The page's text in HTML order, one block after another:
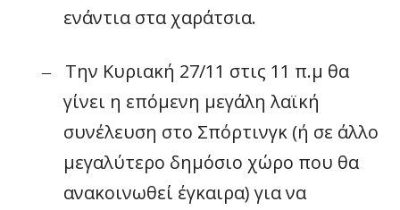
ενάντια στα χαράτσια.
–
Την Κυριακή 27/11 στις 11 π.μ θα
γίνει η επόμενη μεγάλη λαϊκή
συνέλευση στο Σπόρτινγκ (ή σε άλλο
μεγαλύτερο δημόσιο χώρο που θα
ανακοινωθεί έγκαιρα) για να